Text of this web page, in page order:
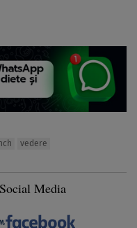
vedere
Media